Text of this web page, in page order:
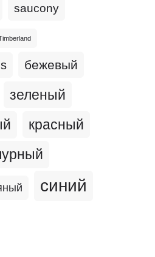
saucony
бежевый
зеленый
красный
синий